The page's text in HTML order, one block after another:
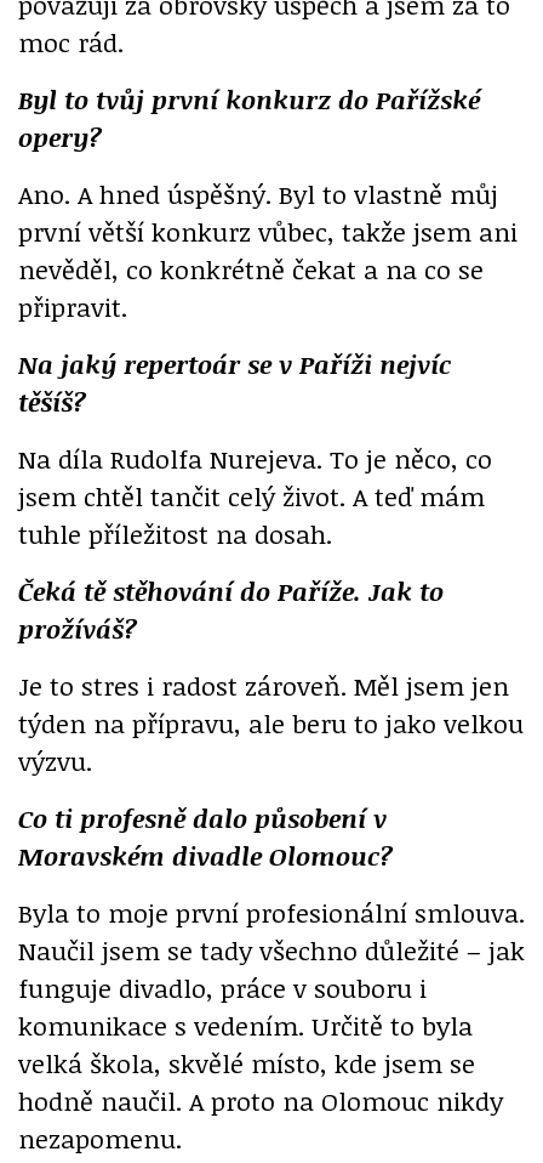
moc rád.
Byl to tvůj první konkurz do Pařížské
opery?
Ano. A hned úspěšný. Byl to vlastně můj
první větší konkurz vůbec, takže jsem ani
nevěděl, co konkrétně čekat a na co se
připravit.
Na jaký repertoár se v Paříži nejvíc
těšíš?
Na díla Rudolfa Nurejeva. To je něco, co
jsem chtěl tančit celý život. A teď mám
tuhle příležitost na dosah.
Čeká tě stěhování do Paříže. Jak to
prožíváš?
Je to stres i radost zároveň. Měl jsem jen
týden na přípravu, ale beru to jako velkou
výzvu.
Co ti profesně dalo působení v
Moravském divadle Olomouc?
Byla to moje první profesionální smlouva.
Naučil jsem se tady všechno důležité – jak
funguje divadlo, práce v souboru i
komunikace s vedením. Určitě to byla
velká škola, skvělé místo, kde jsem se
hodně naučil. A proto na Olomouc nikdy
nezapomenu.